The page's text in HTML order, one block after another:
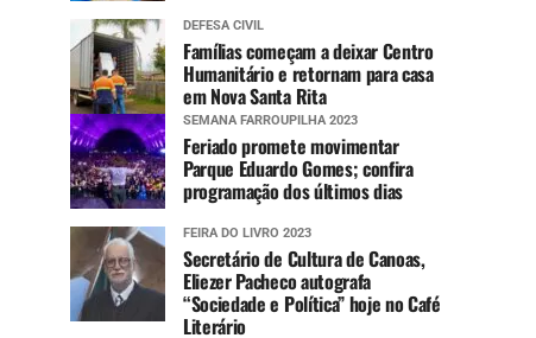
DEFESA CIVIL
Famílias começam a deixar Centro
Humanitário e retornam para casa
em Nova Santa Rita
SEMANA FARROUPILHA 2023
Feriado promete movimentar
Parque Eduardo Gomes; confira
programação dos últimos dias
FEIRA DO LIVRO 2023
Secretário de Cultura de Canoas,
Eliezer Pacheco autografa
“Sociedade e Política” hoje no Café
Literário